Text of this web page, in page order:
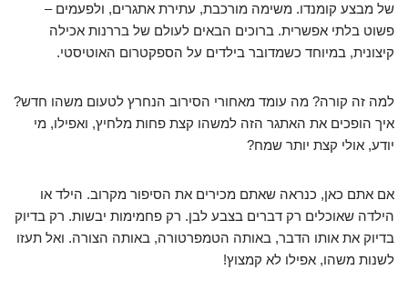
של מבצע קומנדו. משימה מורכבת, עתירת אתגרים, ולפעמים –
פשוט בלתי אפשרית. ברוכים הבאים לעולם של בררנות אכילה
קיצונית, במיוחד כשמדובר בילדים על הספקטרום האוטיסטי.
למה זה קורה? מה עומד מאחורי הסירוב הנחרץ לטעום משהו חדש?
איך הופכים את האתגר הזה למשהו קצת פחות מלחיץ, ואפילו, מי
יודע, אולי קצת יותר שמח?
אם אתם כאן, כנראה שאתם מכירים את הסיפור מקרוב. הילד או
הילדה שאוכלים רק דברים בצבע לבן. רק פחמימות יבשות. רק בדיוק
בדיוק את אותו הדבר, באותה הטמפרטורה, באותה הצורה. ואל תעזו
לשנות משהו, אפילו לא קמצוץ!